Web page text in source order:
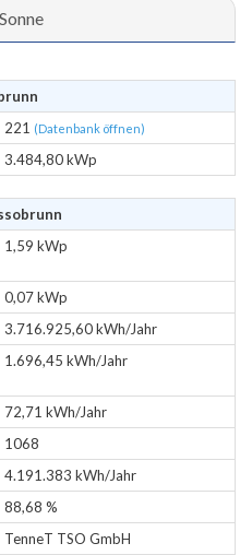
Sonne
221 (Datenbank öffnen)
3.484,80 kWp
1,59 kWp
0,07 kWp
3.716.925,60 kWh/Jahr
1.696,45 kWh/Jahr
72,71 kWh/Jahr
1068
4.191.383 kWh/Jahr
88,68 %
TenneT TSO GmbH